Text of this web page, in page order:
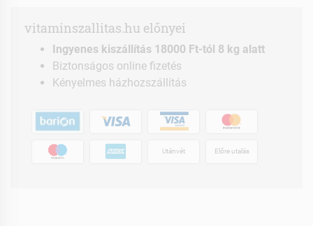
vitaminszallitas.hu előnyei
Ingyenes kiszállítás 18000 Ft-tól 8 kg alatt
Biztonságos online fizetés
Kényelmes házhozszállítás
Utánvét Előre utalás